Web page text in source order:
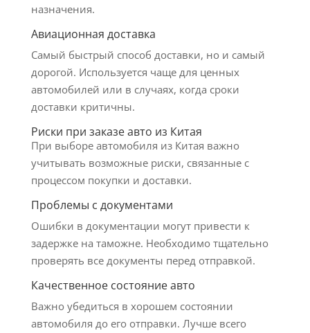
назначения.
Авиационная доставка
Самый быстрый способ доставки, но и самый
дорогой. Используется чаще для ценных
автомобилей или в случаях, когда сроки
доставки критичны.
Риски при заказе авто из Китая
При выборе автомобиля из Китая важно
учитывать возможные риски, связанные с
процессом покупки и доставки.
Проблемы с документами
Ошибки в документации могут привести к
задержке на таможне. Необходимо тщательно
проверять все документы перед отправкой.
Качественное состояние авто
Важно убедиться в хорошем состоянии
автомобиля до его отправки. Лучше всего